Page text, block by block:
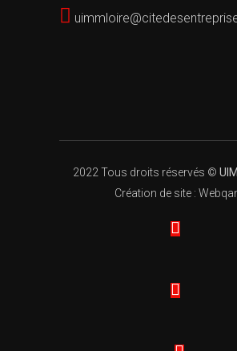
2022 Tous droits réservés ©
Création de site :